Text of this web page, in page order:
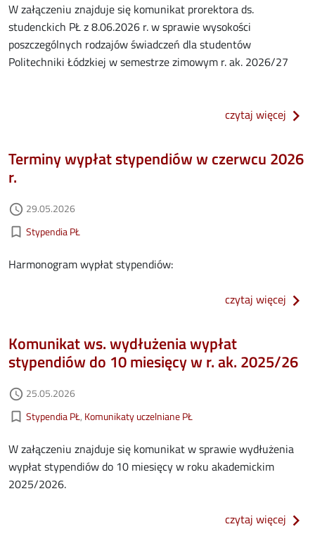
W załączeniu znajduje się komunikat prorektora ds.
studenckich PŁ z 8.06.2026 r. w sprawie wysokości
poszczególnych rodzajów świadczeń dla studentów
Politechniki Łódzkiej w semestrze zimowym r. ak. 2026/27
czytaj więcej o
Terminy wypłat stypendiów w czerwcu 2026
r.
access_time Data dodania
29.05.2026
bookmark_border Kategorie aktualności
Stypendia PŁ
Harmonogram wypłat stypendiów:
czytaj więcej o
Komunikat ws. wydłużenia wypłat
stypendiów do 10 miesięcy w r. ak. 2025/26
access_time Data dodania
25.05.2026
bookmark_border Kategorie aktualności
Stypendia PŁ Komunikaty uczelniane PŁ
W załączeniu znajduje się komunikat w sprawie wydłużenia
wypłat stypendiów do 10 miesięcy w roku akademickim
2025/2026.
czytaj więcej o